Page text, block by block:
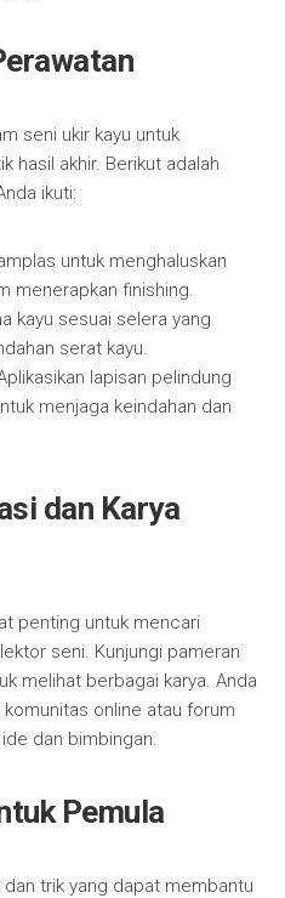
seni ukir kayu untuk
hasil akhir. Berikut adalah
ikuti:
untuk menghaluskan
menerapkan finishing.
kayu sesuai selera yang
serat kayu.
lapisan pelindung
menjaga keindahan dan
dan Karya
penting untuk mencari
seni. Kunjungi pameran
melihat berbagai karya. Anda
online atau forum
dan bimbingan.
Pemula
trik yang dapat membantu